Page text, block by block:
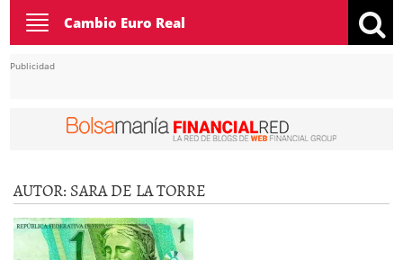
Toggle
navigation
Cambio Euro Real
Publicidad
AUTOR: SARA DE LA TORRE